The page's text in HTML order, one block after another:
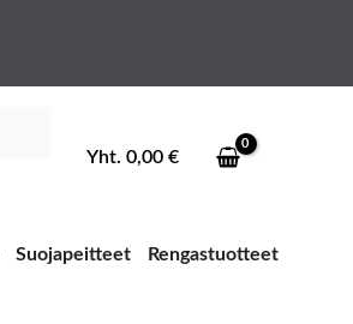
Yht. 0,00 €
Suojapeitteet Rengastuotteet